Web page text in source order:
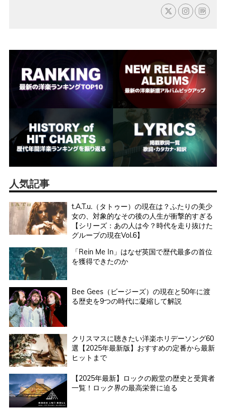
人気記事
t.A.T.u.（タトゥー）の現在は？ふたりの美少
女の、対象的なその後の人生が衝撃的すぎる
【シリーズ：あの人は今？時代を走り抜けた
グループの現在Vol.6】
「Rein Me In」はなぜ英国で歴代最多の首位
を獲得できたのか
Bee Gees（ビージーズ）の現在と50年に渡
る歴史を9つの時代に凝縮して解説
クリスマスに聴きたい洋楽ホリデーソング60
選【2025年最新版】おすすめの定番から最新
ヒットまで
【2025年最新】ロックの殿堂の歴史と受賞者
一覧！ロック界の最高栄誉に迫る